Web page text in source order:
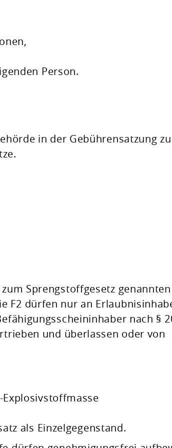
Person.
in der Gebührensatzung
Sprengstoffgesetz genannten
F2 dürfen nur an
nach §
und überlassen oder von
als Einzelgegenstand.